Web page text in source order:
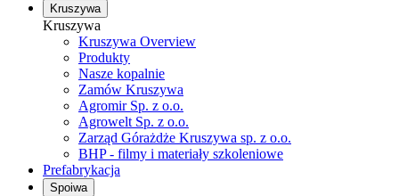
Kruszywa
Kruszywa
Kruszywa Overview
Produkty
Nasze kopalnie
Zamów Kruszywa
Agromir Sp. z o.o.
Agrowelt Sp. z o.o.
Zarząd Górażdże Kruszywa sp. z o.o.
BHP - filmy i materiały szkoleniowe
Prefabrykacja
Spoiwa